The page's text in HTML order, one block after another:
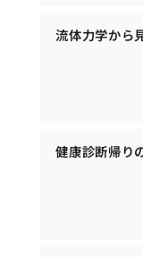
流体力学から
健康診断帰り